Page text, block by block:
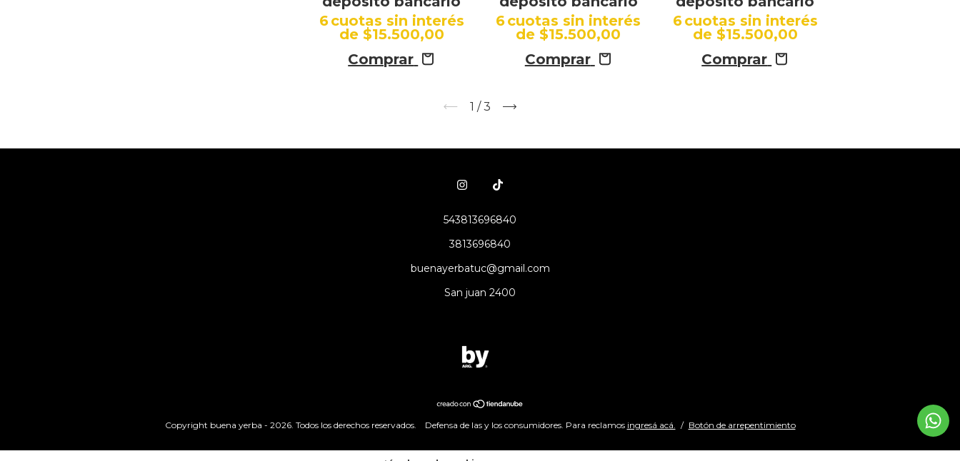
6cuotas sin interés
de $15.500,00
Comprar
6cuotas sin interés
de$15.500,00
Comprar
6cuotas sin interés
de $15.500,00
Comprar
1 / 3
543813696840
3813696840
buenayerbatuc@gmail.com
San juan 2400
Copyright buena yerba - 2026. Todos los derechos reservados. Defensa de las y los consumidores. Para reclamos ingresá acá. / Botón de arrepentimiento